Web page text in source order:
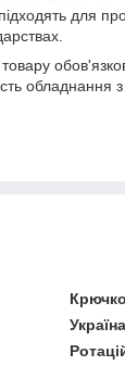
для
обладнання
Україна